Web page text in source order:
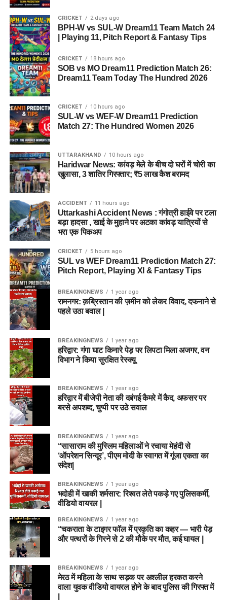
CRICKET 2 days ago
BPH-W vs SUL-W Dream11 Team Match 24
| Playing 11, Pitch Report & Fantasy Tips
CRICKET 18 hours ago
SOB vs MO Dream11 Prediction Match 26:
Dream11 Team Today The Hundred 2026
CRICKET 10 hours ago
SUL-W vs WEF-W Dream11 Prediction
Match 27: The Hundred Women 2026
UTTARAKHAND 10 hours ago
Haridwar News: कांवड़ मेले के बीच दो घरों में चोरी का
खुलासा, 3 शातिर गिरफ्तार; ₹5 लाख कैश बरामद
ACCIDENT 11 hours ago
Uttarkashi Accident News : गंगोत्री हाईवे पर टला
बड़ा हादसा , खाई के मुहाने पर अटका कांवड़ यात्रियों से
भरा एक पिकअप
CRICKET 5 hours ago
SUL vs WEF Dream11 Prediction Match 27:
Pitch Report, Playing XI & Fantasy Tips
BREAKINGNEWS 1 year ago
रामनगर: क़ब्रिस्तान की ज़मीन को लेकर विवाद, दफनाने से
पहले उठा बवाल |
BREAKINGNEWS 1 year ago
हरिद्वार: गंगा घाट किनारे पेड़ पर लिपटा मिला अजगर, वन
विभाग ने किया सुरक्षित रेस्क्यू
BREAKINGNEWS 1 year ago
हरिद्वार में बीजेपी नेता की दबंगई कैमरे में कैद, अफसर पर
बरसे अपशब्द, चुप्पी पर उठे सवाल
BREAKINGNEWS 1 year ago
“सासाराम की मुस्लिम महिलाओं ने रचाया मेहंदी से
‘ऑपरेशन सिन्दूर’, पीएम मोदी के स्वागत में गूंजा एकता का
संदेश|
BREAKINGNEWS 1 year ago
भदोही में खाकी शर्मसार: रिश्वत लेते पकड़े गए पुलिसकर्मी,
वीडियो वायरल |
BREAKINGNEWS 1 year ago
“चकराता के टाइगर फॉल में प्रकृति का कहर — भारी पेड़
और पत्थरों के गिरने से 2 की मौके पर मौत, कई घायल |
BREAKINGNEWS 1 year ago
मेरठ में महिला के साथ सड़क पर अश्लील हरकत करने
वाला युवक वीडियो वायरल होने के बाद पुलिस की गिरफ्त में